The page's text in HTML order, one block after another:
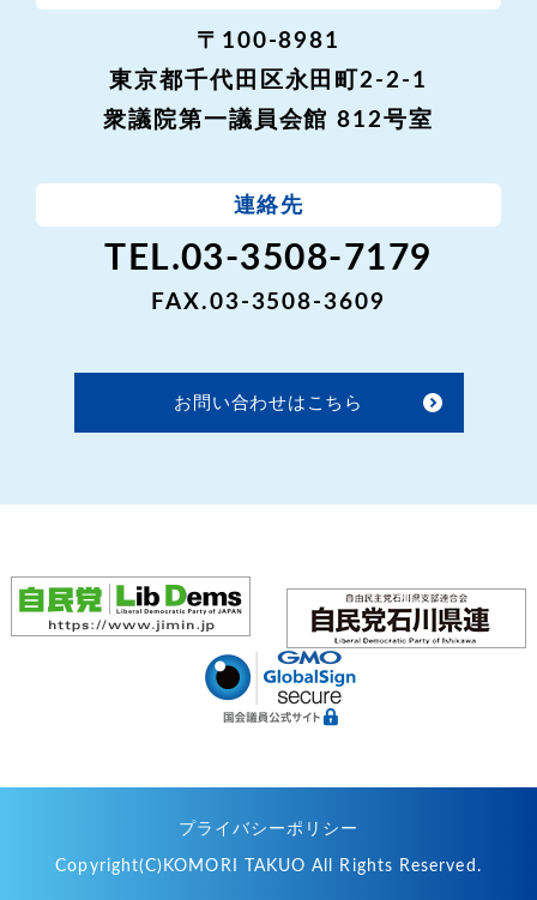
〒100-8981
東京都千代田区永田町2-2-1
衆議院第一議員会館 812号室
連絡先
TEL.03-3508-7179
FAX.03-3508-3609
お問い合わせはこちら
プライバシーポリシー
Copyright(C)KOMORI TAKUO All Rights Reserved.